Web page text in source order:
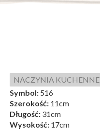
NACZYNIA KUCHENNE
Symbol: 516
Szerokość: 11cm
Długość: 31cm
Wysokość: 17cm